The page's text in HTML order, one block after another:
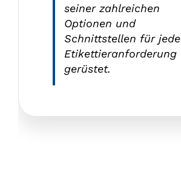
seiner zahlreichen
Optionen und
Schnittstellen für jede
Etikettieranforderung
gerüstet.